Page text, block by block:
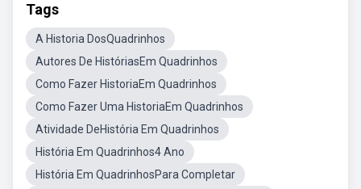
Tags
A Historia DosQuadrinhos
Autores De HistóriasEm Quadrinhos
Como Fazer HistoriaEm Quadrinhos
Como Fazer Uma HistoriaEm Quadrinhos
Atividade DeHistória Em Quadrinhos
História Em Quadrinhos4 Ano
História Em QuadrinhosPara Completar